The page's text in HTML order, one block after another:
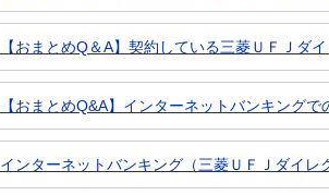
【おまとめQ＆A】契約している三菱ＵＦＪダ
【おまとめQ&A】インターネットバンキングで
インターネットバンキング（三菱ＵＦＪダイレ